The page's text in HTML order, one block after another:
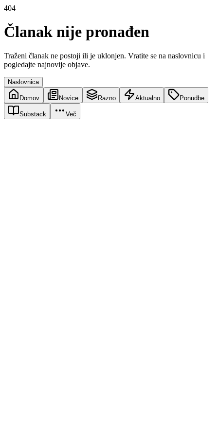
404
Članak nije pronađen
Traženi članak ne postoji ili je uklonjen. Vratite se na naslovnicu i
pogledajte najnovije objave.
Naslovnica
Domov Novice Razno Aktualno Ponudbe
Substack Več